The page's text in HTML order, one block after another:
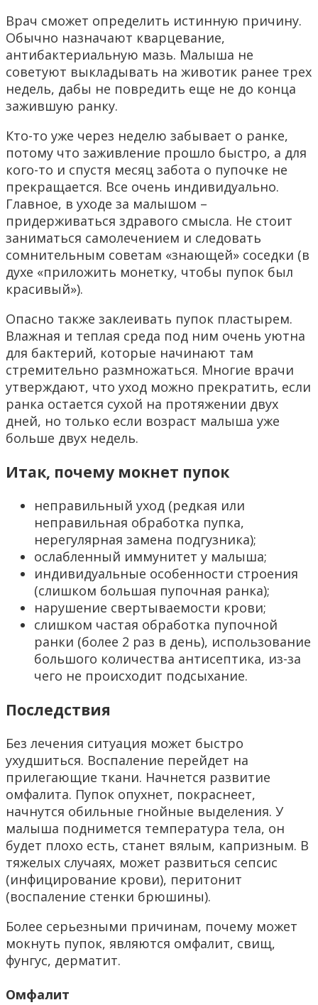
Врач сможет определить истинную причину.
Обычно назначают кварцевание,
антибактериальную мазь. Малыша не
советуют выкладывать на животик ранее трех
недель, дабы не повредить еще не до конца
зажившую ранку.
Кто-то уже через неделю забывает о ранке,
потому что заживление прошло быстро, а для
кого-то и спустя месяц забота о пупочке не
прекращается. Все очень индивидуально.
Главное, в уходе за малышом –
придерживаться здравого смысла. Не стоит
заниматься самолечением и следовать
сомнительным советам «знающей» соседки (в
духе «приложить монетку, чтобы пупок был
красивый»).
Опасно также заклеивать пупок пластырем.
Влажная и теплая среда под ним очень уютна
для бактерий, которые начинают там
стремительно размножаться. Многие врачи
утверждают, что уход можно прекратить, если
ранка остается сухой на протяжении двух
дней, но только если возраст малыша уже
больше двух недель.
Итак, почему мокнет пупок
неправильный уход (редкая или
неправильная обработка пупка,
нерегулярная замена подгузника);
ослабленный иммунитет у малыша;
индивидуальные особенности строения
(слишком большая пупочная ранка);
нарушение свертываемости крови;
слишком частая обработка пупочной
ранки (более 2 раз в день), использование
большого количества антисептика, из-за
чего не происходит подсыхание.
Последствия
Без лечения ситуация может быстро
ухудшиться. Воспаление перейдет на
прилегающие ткани. Начнется развитие
омфалита. Пупок опухнет, покраснеет,
начнутся обильные гнойные выделения. У
малыша поднимется температура тела, он
будет плохо есть, станет вялым, капризным. В
тяжелых случаях, может развиться сепсис
(инфицирование крови), перитонит
(воспаление стенки брюшины).
Более серьезными причинам, почему может
мокнуть пупок, являются омфалит, свищ,
фунгус, дерматит.
Омфалит